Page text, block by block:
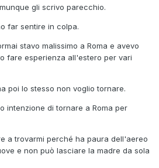
gli scrivo parecchio.
far sentire in colpa.
stavo malissimo a Roma e avevo
fare esperienza all'estero per vari
poi lo stesso non voglio tornare.
intenzione di tornare a Roma per
a trovarmi perché ha paura dell'aereo
e non può lasciare la madre da sola